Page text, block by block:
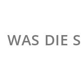
WAS DIE